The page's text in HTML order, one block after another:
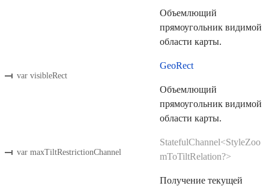
Объемлющий
прямоугольник видимой
области карты.
var visibleRect
GeoRect
Объемлющий
прямоугольник видимой
области карты.
var maxTiltRestrictionChannel
StatefulChannel<StyleZoo
mToTiltRelation?>
Получение текущей